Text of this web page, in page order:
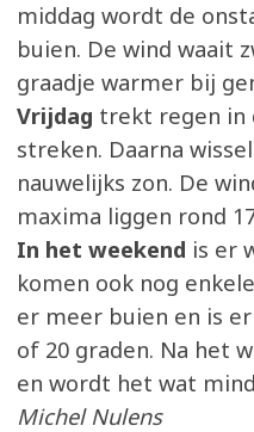
middag wordt de
buien. De wind waait
graadje warmer bij
Vrijdag trekt regen in
streken. Daarna
nauwelijks zon. De
maxima liggen rond
In het weekend is er
komen ook nog
er meer buien en is
of 20 graden. Na het
en wordt het wat
Michel Nulens